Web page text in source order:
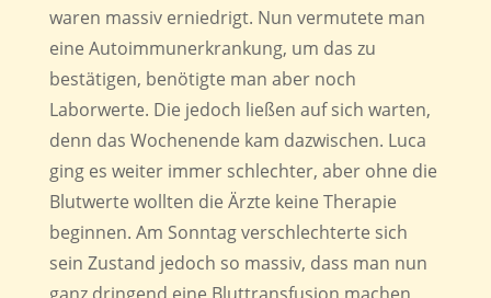
waren massiv erniedrigt. Nun vermutete man
eine Autoimmunerkrankung, um das zu
bestätigen, benötigte man aber noch
Laborwerte. Die jedoch ließen auf sich warten,
denn das Wochenende kam dazwischen. Luca
ging es weiter immer schlechter, aber ohne die
Blutwerte wollten die Ärzte keine Therapie
beginnen. Am Sonntag verschlechterte sich
sein Zustand jedoch so massiv, dass man nun